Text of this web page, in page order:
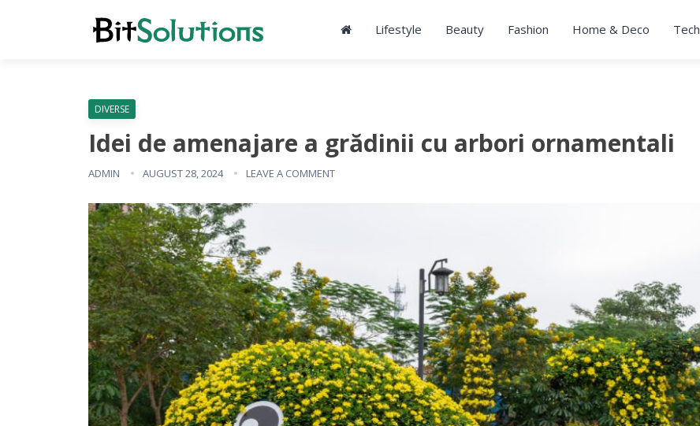
Lifestyle Beauty Fashion Home & Deco Tech
DIVERSE
Idei de amenajare a grădinii cu arbori ornamentali
ADMIN AUGUST 28, 2024 LEAVE A COMMENT